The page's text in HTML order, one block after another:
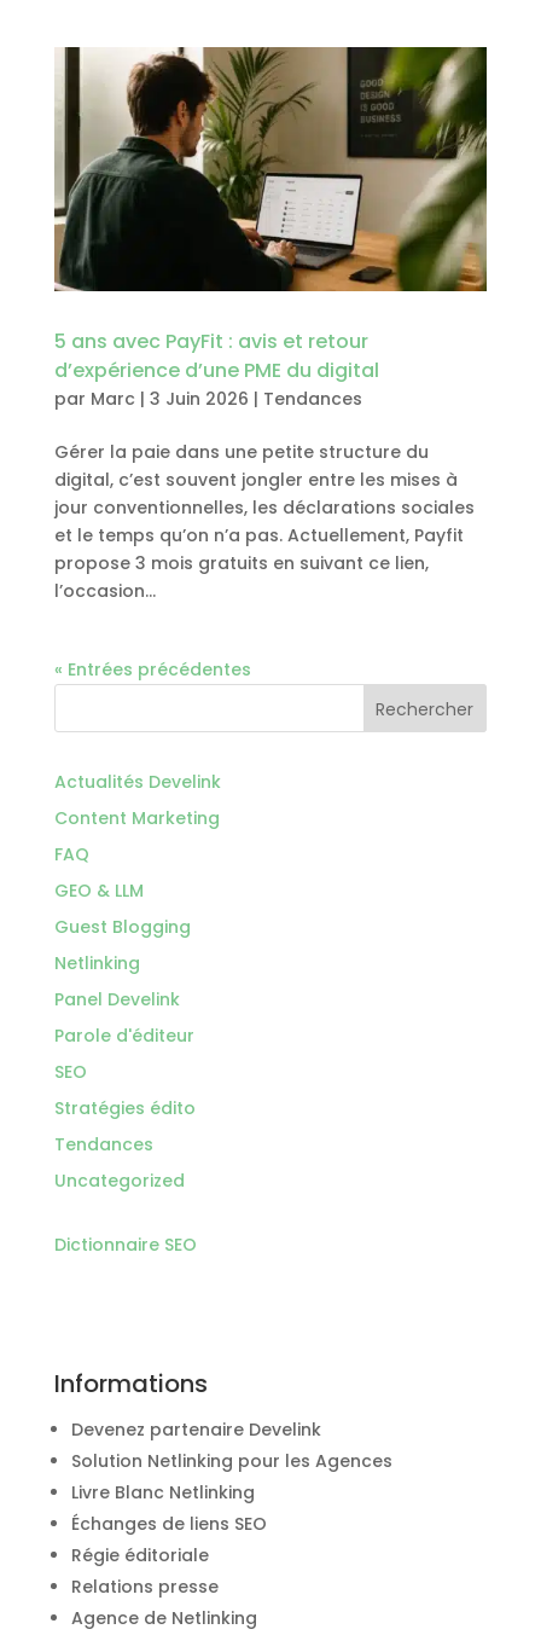
5 ans avec PayFit : avis et retour
d’expérience d’une PME du digital
par Marc | 3 Juin 2026 | Tendances
Gérer la paie dans une petite structure du
digital, c’est souvent jongler entre les mises à
jour conventionnelles, les déclarations sociales
et le temps qu’on n’a pas. Actuellement, Payfit
propose 3 mois gratuits en suivant ce lien,
l’occasion...
« Entrées précédentes
Rechercher
Actualités Develink
Content Marketing
FAQ
GEO & LLM
Guest Blogging
Netlinking
Panel Develink
Parole d'éditeur
SEO
Stratégies édito
Tendances
Uncategorized
Dictionnaire SEO
Informations
Devenez partenaire Develink
Solution Netlinking pour les Agences
Livre Blanc Netlinking
Échanges de liens SEO
Régie éditoriale
Relations presse
Agence de Netlinking